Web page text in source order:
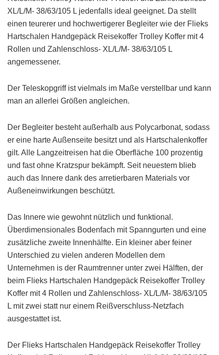
XL/L/M- 38/63/105 L jedenfalls ideal geeignet. Da stellt
einen teurerer und hochwertigerer Begleiter wie der Flieks
Hartschalen Handgepäck Reisekoffer Trolley Koffer mit 4
Rollen und Zahlenschloss- XL/L/M- 38/63/105 L
angemessener.
Der Teleskopgriff ist vielmals im Maße verstellbar und kann
man an allerlei Größen angleichen.
Der Begleiter besteht außerhalb aus Polycarbonat, sodass
er eine harte Außenseite besitzt und als Hartschalenkoffer
gilt. Alle Langzeitreisen hat die Oberfläche 100 prozentig
und fast ohne Kratzspur bekämpft. Seit neuestem blieb
auch das Innere dank des arretierbaren Materials vor
Außeneinwirkungen beschützt.
Das Innere wie gewohnt nützlich und funktional.
Überdimensionales Bodenfach mit Spanngurten und eine
zusätzliche zweite Innenhälfte. Ein kleiner aber feiner
Unterschied zu vielen anderen Modellen dem
Unternehmen is der Raumtrenner unter zwei Hälften, der
beim Flieks Hartschalen Handgepäck Reisekoffer Trolley
Koffer mit 4 Rollen und Zahlenschloss- XL/L/M- 38/63/105
L mit zwei statt nur einem Reißverschluss-Netzfach
ausgestattet ist.
Der Flieks Hartschalen Handgepäck Reisekoffer Trolley